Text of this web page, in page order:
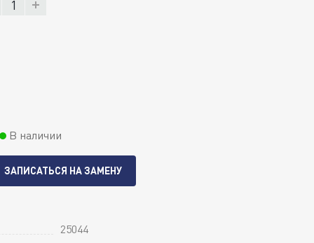
В наличии
ЗАПИСАТЬСЯ НА ЗАМЕНУ
25044